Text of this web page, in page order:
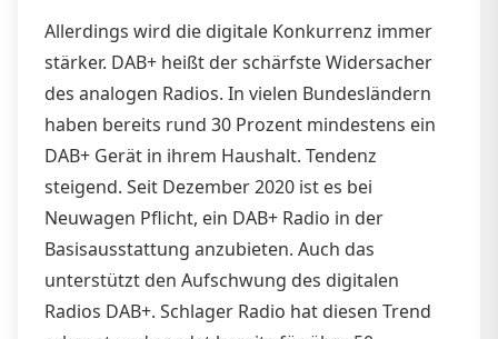
Allerdings wird die digitale Konkurrenz immer
stärker. DAB+ heißt der schärfste Widersacher
des analogen Radios. In vielen Bundesländern
haben bereits rund 30 Prozent mindestens ein
DAB+ Gerät in ihrem Haushalt. Tendenz
steigend. Seit Dezember 2020 ist es bei
Neuwagen Pflicht, ein DAB+ Radio in der
Basisausstattung anzubieten. Auch das
unterstützt den Aufschwung des digitalen
Radios DAB+. Schlager Radio hat diesen Trend